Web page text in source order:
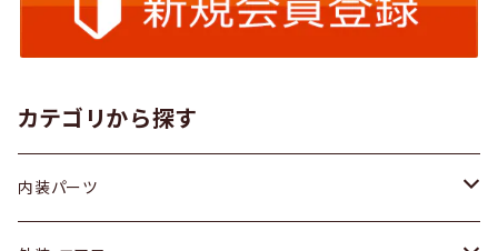
カテゴリから探す
内装パーツ